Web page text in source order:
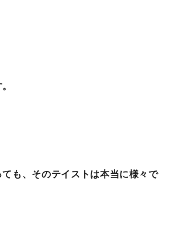
も、そのテイストは本当に様々で